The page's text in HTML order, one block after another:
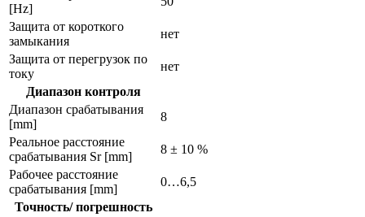
[Hz]
Защита от короткого
замыкания
нет
Защита от перегрузок по
току
нет
Диапазон контроля
Диапазон срабатывания
[mm]
8
Реальное расстояние
срабатывания Sr [mm]
8 ± 10 %
Рабочее расстояние
срабатывания [mm]
0…6,5
Точность/ погрешность